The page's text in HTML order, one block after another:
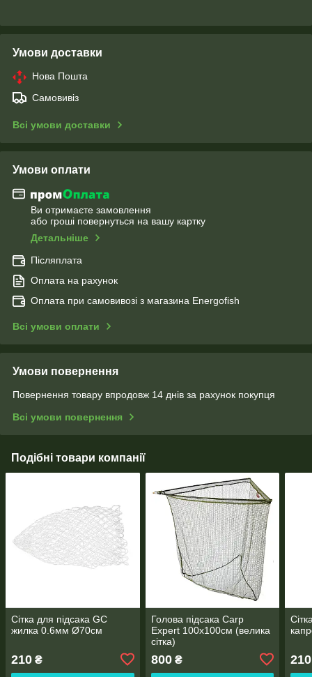
Умови доставки
Нова Пошта
Самовивіз
Всі умови доставки
Умови оплати
Ви отримаєте замовлення
або гроші повернуться на вашу картку
Детальніше
Післяплата
Оплата на рахунок
Оплата при самовивозі з магазина Energofish
Всі умови оплати
Умови повернення
Повернення товару впродовж 14 днів за рахунок покупця
Всі умови повернення
Подібні товари компанії
Сітка для підсака GC
жилка 0.6мм Ø70см
210 ₴
Голова підсака Carp
Expert 100x100см (велика
сітка)
800₴ 210